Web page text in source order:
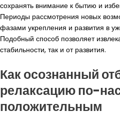
сохранять внимание к бытию и
Периоды рассмотрения новых
фазами укрепления и развития в
Подобный способ позволяет
стабильности, так и от развития.
Как осознанный
релаксацию по-
положительным